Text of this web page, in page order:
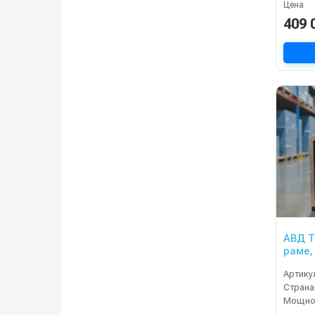
Цена
409
АВД
раме,